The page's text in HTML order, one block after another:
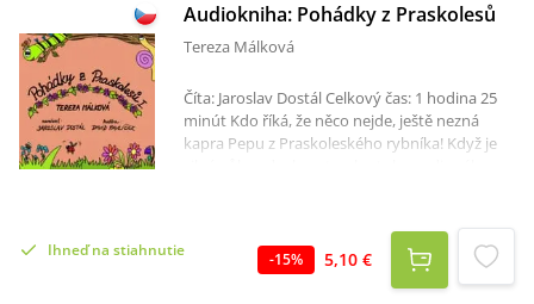
Audiokniha: Pohádky z Praskolesů
Tereza Málková
Číta: Jaroslav Dostál Celkový čas: 1 hodina 25
minút Kdo říká, že něco nejde, ještě nezná
kapra Pepu z Praskoleského rybníka! Když je
ploutvemi na řídítka. V Pohádkách z
Praskolesů je totiž možné úplně všechno!V
audioknize na vás čeká 8 příběhů, ve kterých
Ihneď na stiahnutie -15% 5,10 €